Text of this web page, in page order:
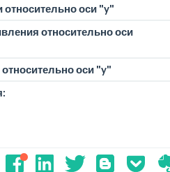
оси "y"
относительно оси
оси "y"